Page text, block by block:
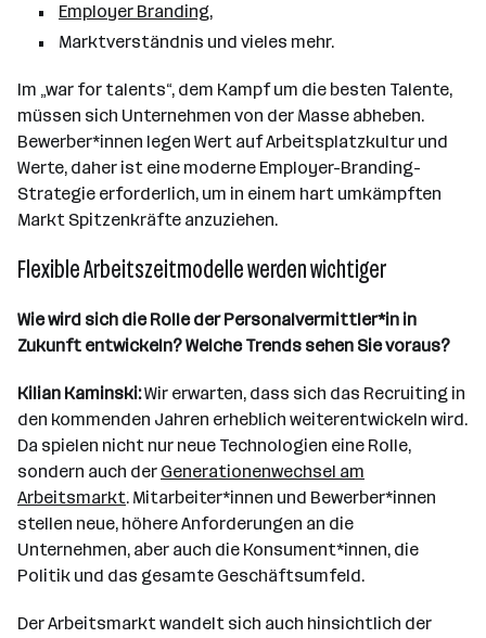
Employer Branding,
Marktverständnis und vieles mehr.
Im „war for talents“, dem Kampf um die besten Talente,
müssen sich Unternehmen von der Masse abheben.
Bewerber*innen legen Wert auf Arbeitsplatzkultur und
Werte, daher ist eine moderne Employer-Branding-
Strategie erforderlich, um in einem hart umkämpften
Markt Spitzenkräfte anzuziehen.
Flexible Arbeitszeitmodelle werden wichtiger
Wie wird sich die Rolle der Personalvermittler*in in
Zukunft entwickeln? Welche Trends sehen Sie voraus?
Kilian Kaminski:Wir erwarten, dass sich das Recruiting in
den kommenden Jahren erheblich weiterentwickeln wird.
Da spielen nicht nur neue Technologien eine Rolle,
sondern auch der Generationenwechsel am
Arbeitsmarkt. Mitarbeiter*innen und Bewerber*innen
stellen neue, höhere Anforderungen an die
Unternehmen, aber auch die Konsument*innen, die
Politik und das gesamte Geschäftsumfeld.
Der Arbeitsmarkt wandelt sich auch hinsichtlich der